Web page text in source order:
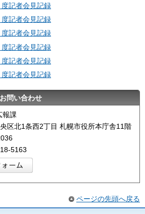
記者会見記録
記者会見記録
記者会見記録
記者会見記録
記者会見記録
記者会見記録
問い合わせ
報課
区北1条西2丁目 札幌市役所本庁舎11階
5163
ページの先頭へ戻る